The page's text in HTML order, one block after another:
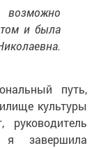
возможно
и была
путь,
культуры
руководитель
я завершила